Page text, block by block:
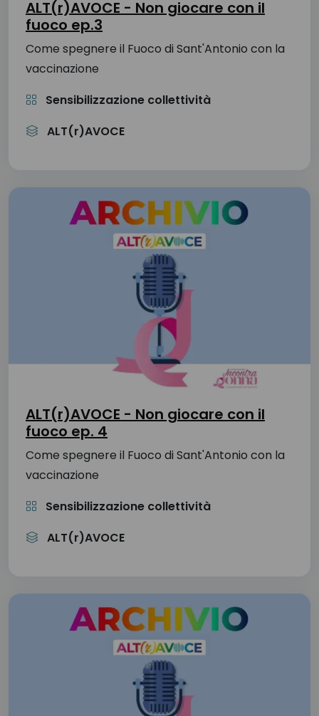
ALT(r)AVOCE - Non giocare con il
fuoco ep.3
Come spegnere il Fuoco di Sant'Antonio con la
vaccinazione
Sensibilizzazione collettività
ALT(r)AVOCE
ALT(r)AVOCE - Non giocare con il
fuoco ep. 4
Come spegnere il Fuoco di Sant'Antonio con la
vaccinazione
Sensibilizzazione collettività
ALT(r)AVOCE